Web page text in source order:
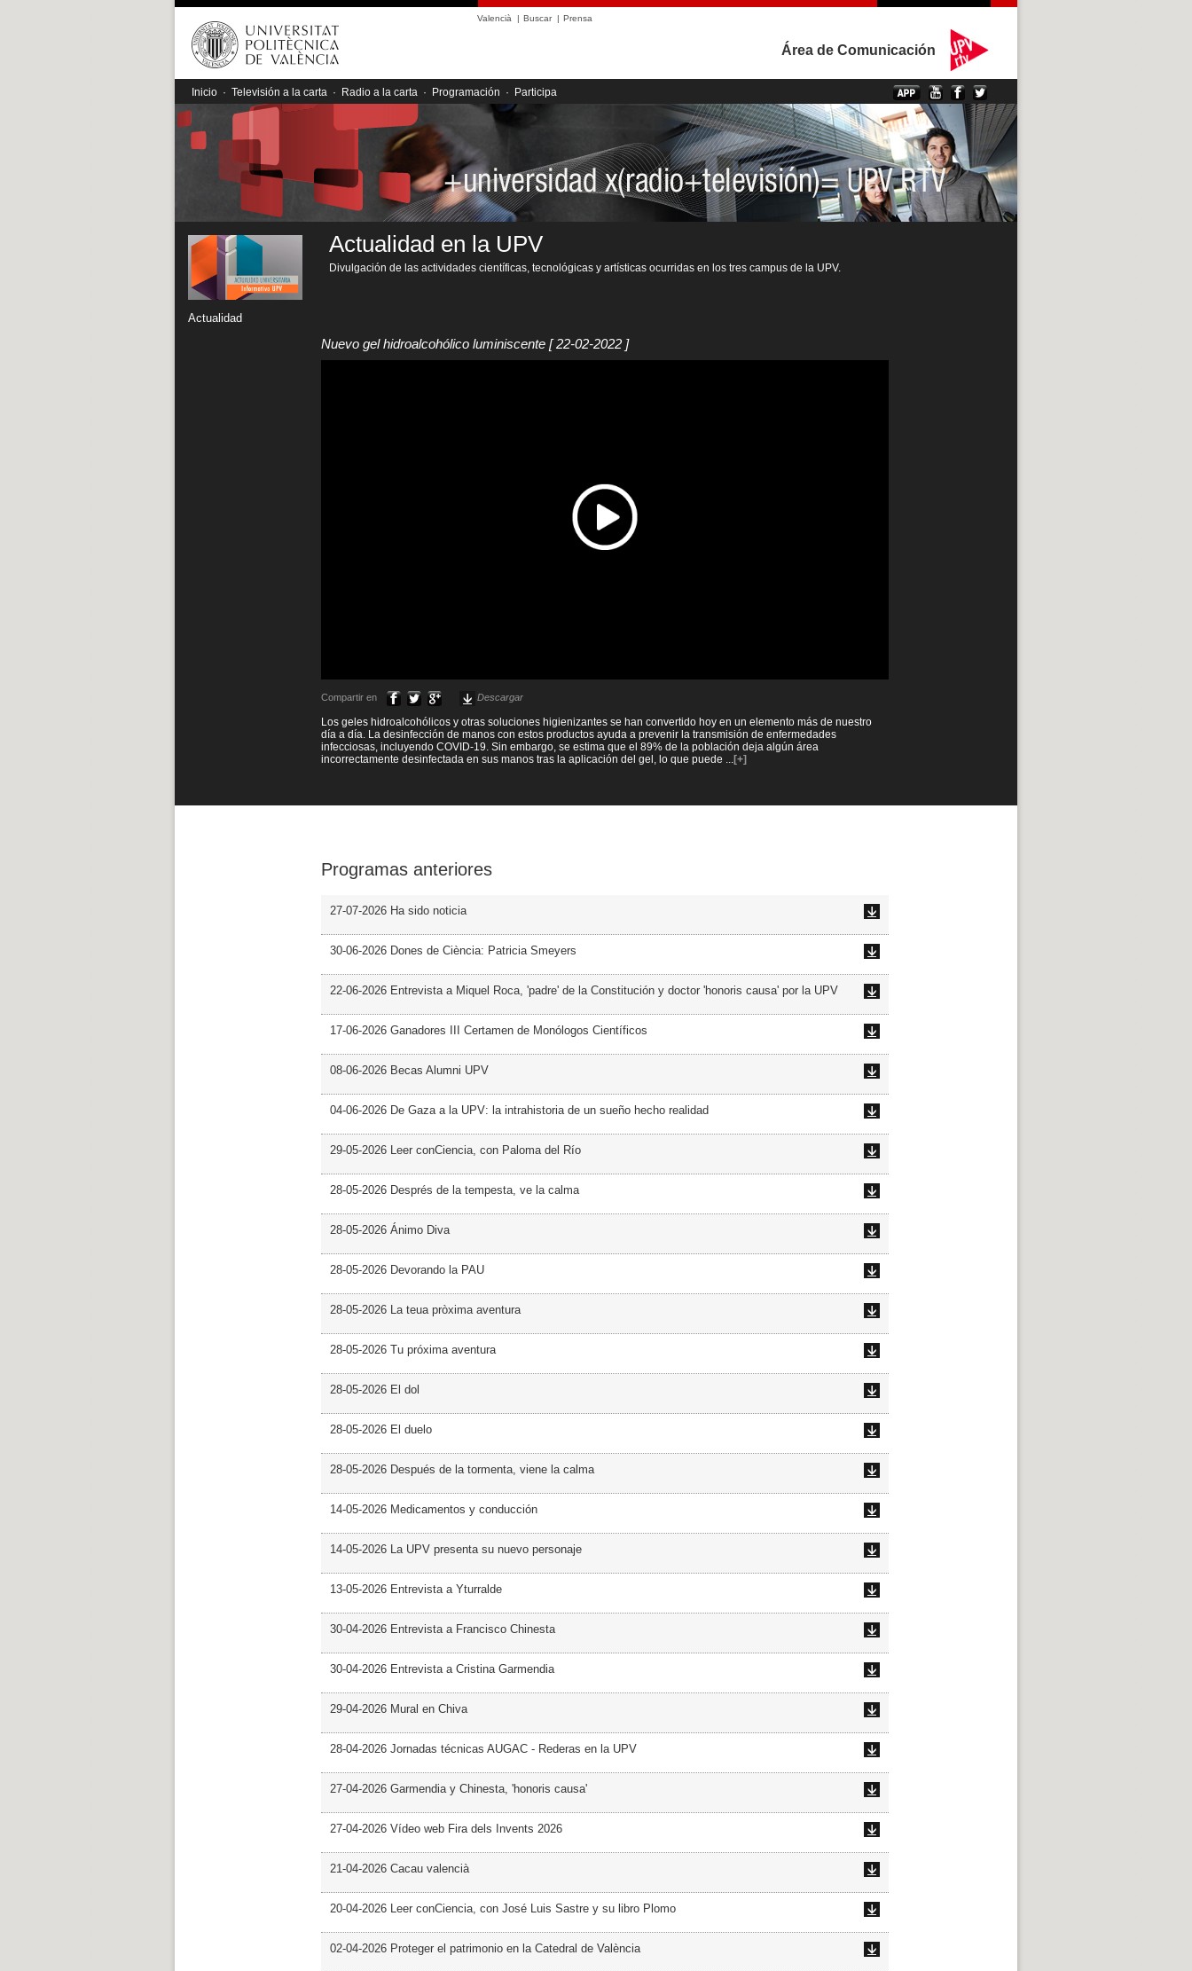
Valencià | Buscar| Prensa
Área de Comunicación
Inicio · Televisión a la carta · Radio a la carta · Programación · Participa
Actualidad
Actualidad en la UPV
Divulgación de las actividades científicas, tecnológicas y artísticas ocurridas en los tres campus de la UPV.
Nuevo gel hidroalcohólico luminiscente [ 22-02-2022 ]
Compartir en Descargar
Los geles hidroalcohólicos y otras soluciones higienizantes se han convertido hoy en un elemento más de nuestro
día a día. La desinfección de manos con estos productos ayuda a prevenir la transmisión de enfermedades
infecciosas, incluyendo COVID-19. Sin embargo, se estima que el 89% de la población deja algún área
incorrectamente desinfectada en sus manos tras la aplicación del gel, lo que puede
[+]
Programas anteriores
27-07-2026 Ha sido noticia
30-06-2026 Dones de Ciència: Patricia Smeyers
22-06-2026 Entrevista a Miquel Roca, 'padre' de la Constitución y doctor 'honoris causa' por la UPV
17-06-2026 Ganadores III Certamen de Monólogos Científicos
08-06-2026 Becas Alumni UPV
04-06-2026 De Gaza a la UPV: la intrahistoria de un sueño hecho realidad
29-05-2026 Leer conCiencia, con Paloma del Río
28-05-2026 Després de la tempesta, ve la calma
28-05-2026 Ánimo Diva
28-05-2026 Devorando la PAU
28-05-2026 La teua pròxima aventura
28-05-2026 Tu próxima aventura
28-05-2026 El dol
28-05-2026 El duelo
28-05-2026 Después de la tormenta, viene la calma
14-05-2026 Medicamentos y conducción
14-05-2026 La UPV presenta su nuevo personaje
13-05-2026 Entrevista a Yturralde
30-04-2026 Entrevista a Francisco Chinesta
30-04-2026 Entrevista a Cristina Garmendia
29-04-2026 Mural en Chiva
28-04-2026 Jornadas técnicas AUGAC - Rederas en la UPV
27-04-2026 Garmendia y Chinesta, 'honoris causa'
27-04-2026 Vídeo web Fira dels Invents 2026
21-04-2026 Cacau valencià
20-04-2026 Leer conCiencia, con José Luis Sastre y su libro Plomo
02-04-2026 Proteger el patrimonio en la Catedral de València